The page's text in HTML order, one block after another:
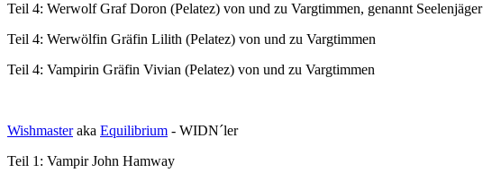
Teil 4: Werwolf Graf Doron (Pelatez) von und zu Vargtimmen, genannt Seelenjäger
Teil 4: Werwölfin Gräfin Lilith (Pelatez) von und zu Vargtimmen
Teil 4: Vampirin Gräfin Vivian (Pelatez) von und zu Vargtimmen
Wishmasteraka Equilibrium - WIDN´ler
Teil 1: Vampir John Hamway